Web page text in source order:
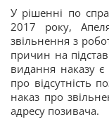
У рішенні по
2017 року,
звільнення з
причин на
видання наказу є
про відсутність
наказ про
адресу позивача.